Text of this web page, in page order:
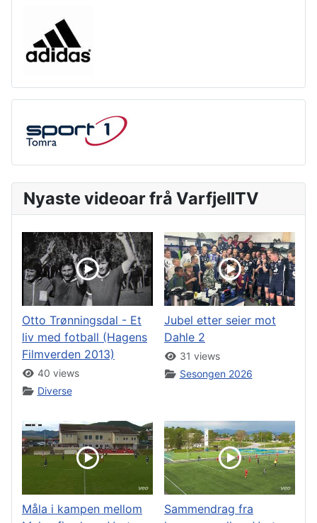
Nyaste videoar frå VarfjellTV
Otto Trønningsdal - Et
liv med fotball (Hagens
Filmverden 2013)
40 views
Diverse
Jubel etter seier mot
Dahle 2
31 views
Sesongen 2026
Måla i kampen mellom
Sammendrag fra